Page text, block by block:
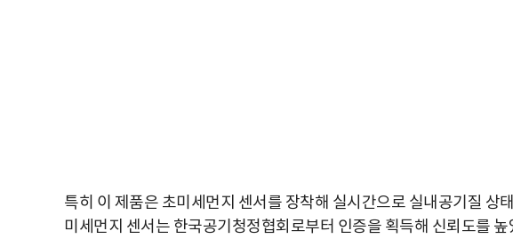
특히 이 제품은 초미세먼지 센서를 장착해 실시간으로 실내공기질 상
미세먼지 센서는 한국공기청정협회로부터 인증을 획득해 신뢰도를 높